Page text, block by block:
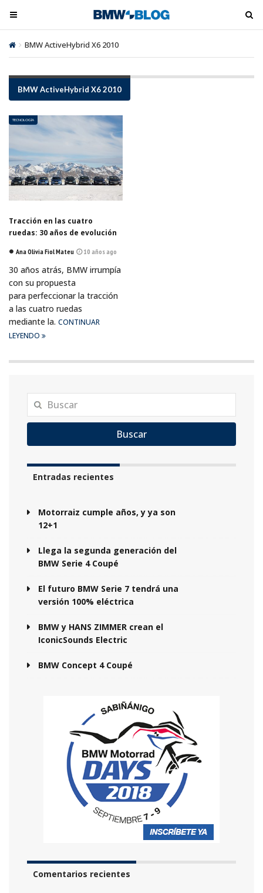
M
e
n
ú
o
g
l
M
e
ú
BMW ActiveHybrid X6 2010
BMW ActiveHybrid X6 2010
TECNOLOGÍA
Tracción en las cuatro
ruedas: 30 años de evolución
Ana Olivia Fiol Mateu 10 años ago
30 años atrás, BMW irrumpía
con su propuesta
para perfeccionar la tracción
a las cuatro ruedas
mediante la. CONTINUAR
LEYENDO
Buscar
Entradas recientes
Motorraiz cumple años, y ya son
12+1
Llega la segunda generación del
BMW Serie 4 Coupé
El futuro BMW Serie 7 tendrá una
versión 100% eléctrica
BMW y HANS ZIMMER crean el
IconicSounds Electric
BMW Concept 4 Coupé
Comentarios recientes